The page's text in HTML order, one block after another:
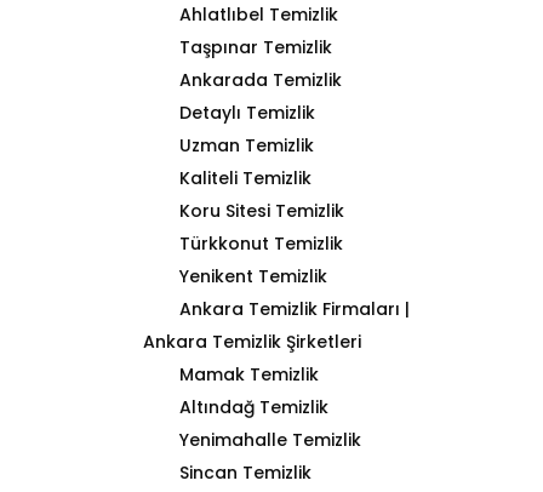
Ahlatlıbel Temizlik
Taşpınar Temizlik
Ankarada Temizlik
Detaylı Temizlik
Uzman Temizlik
Kaliteli Temizlik
Koru Sitesi Temizlik
Türkkonut Temizlik
Yenikent Temizlik
Ankara Temizlik Firmaları |
Ankara Temizlik Şirketleri
Mamak Temizlik
Altındağ Temizlik
Yenimahalle Temizlik
Sincan Temizlik